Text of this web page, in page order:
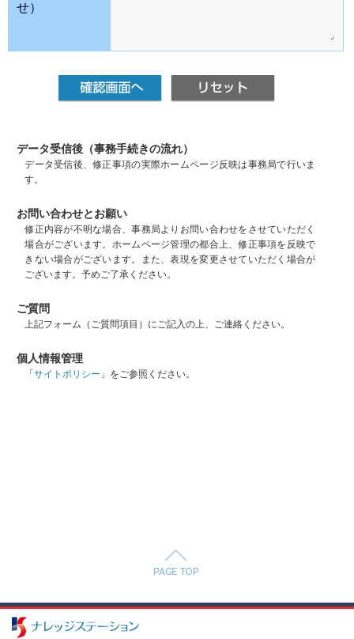
せ）
データ受信後（事務手続きの流れ）
データ受信後、修正事項の実際ホームページ反映は事務局で行いま
す。
お問い合わせとお願い
修正内容が不明な場合、事務局よりお問い合わせをさせていただく
場合がございます。ホームページ管理の都合上、修正事項を反映で
きない場合がございます。また、表現を変更させていただく場合が
ございます。予めご了承ください。
ご質問
上記フォーム（ご質問項目）にご記入の上、ご連絡ください。
個人情報管理
「サイトポリシー 」をご参照ください。